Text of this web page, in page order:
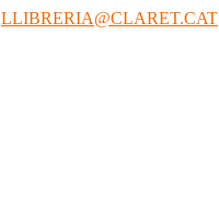
LLIBRERIA@CLARET.CAT